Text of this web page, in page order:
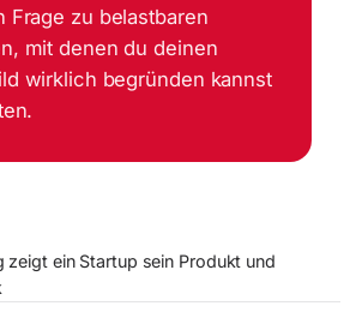
Frage zu belastbaren
mit denen du deinen
wirklich begründen kannst